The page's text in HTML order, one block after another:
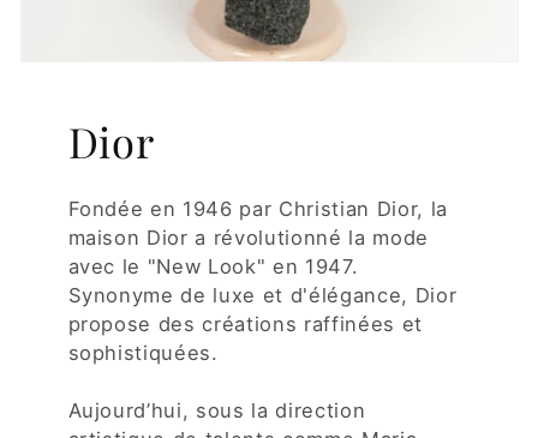
Dior
Fondée en 1946 par Christian Dior, la
maison Dior a révolutionné la mode
avec le "New Look" en 1947.
Synonyme de luxe et d'élégance, Dior
propose des créations raffinées et
sophistiquées.
Aujourd’hui, sous la direction